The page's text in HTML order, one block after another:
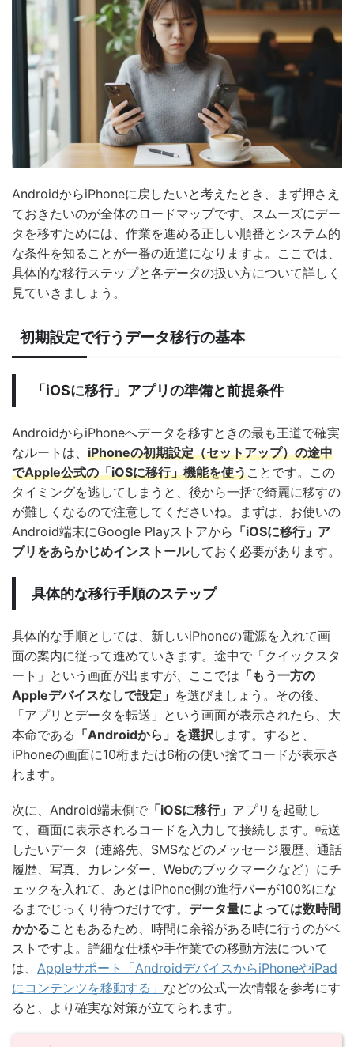
AndroidからiPhoneに戻したいと考えたとき、まず押さえ
ておきたいのが全体のロードマップです。スムーズにデー
タを移すためには、作業を進める正しい順番とシステム的
な条件を知ることが一番の近道になりますよ。ここでは、
具体的な移行ステップと各データの扱い方について詳しく
見ていきましょう。
初期設定で行うデータ移行の基本
「iOSに移行」アプリの準備と前提条件
AndroidからiPhoneへデータを移すときの最も王道で確実
なルートは、 iPhoneの初期設定（セットアップ）の途中
でApple公式の「iOSに移行」機能を使うことです。この
タイミングを逃してしまうと、後から一括で綺麗に移すの
が難しくなるので注意してくださいね。まずは、お使いの
Android端末にGoogle Playストアから 「iOSに移行」ア
プリをあらかじめインストールしておく必要があります。
具体的な移行手順のステップ
具体的な手順としては、新しいiPhoneの電源を入れて画
面の案内に従って進めていきます。途中で「クイックスタ
ート」という画面が出ますが、ここでは 「もう一方の
Appleデバイスなしで設定」 を選びましょう。その後、
「アプリとデータを転送」という画面が表示されたら、大
本命である 「Androidから」を選択 します。すると、
iPhoneの画面に10桁または6桁の使い捨てコードが表示さ
れます。
次に、Android端末側で 「iOSに移行」 アプリを起動し
て、画面に表示されるコードを入力して接続します。転送
したいデータ（連絡先、SMSなどのメッセージ履歴、通話
履歴、写真、カレンダー、Webのブックマークなど）にチ
ェックを入れて、あとはiPhone側の進行バーが100%にな
るまでじっくり待つだけです。 データ量によっては数時間
かかることもあるため、時間に余裕がある時に行うのがベ
ストですよ。詳細な仕様や手作業での移動方法について
は、 Appleサポート「AndroidデバイスからiPhoneやiPad
にコンテンツを移動する」 などの公式一次情報を参考にす
ると、より確実な対策が立てられます。